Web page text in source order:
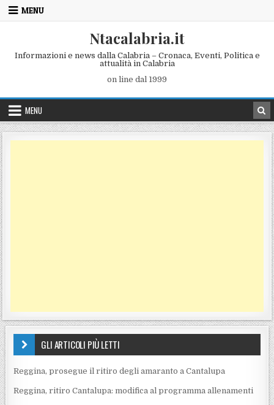
Skip to content
MENU
Ntacalabria.it
Informazioni e news dalla Calabria – Cronaca, Eventi, Politica e
attualità in Calabria
on line dal 1999
MENU
GLI ARTICOLI PIÙ LETTI
Reggina, prosegue il ritiro degli amaranto a Cantalupa
Reggina, ritiro Cantalupa: modifica al programma allenamenti